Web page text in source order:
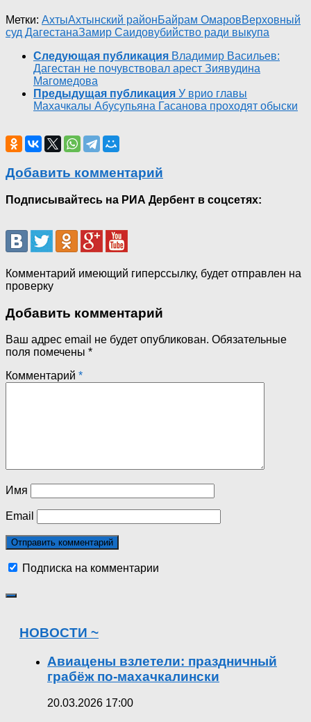
Метки: АхтыАхтынский районБайрам ОмаровВерховный
суд ДагестанаЗамир Саидовубийство ради выкупа
Следующая публикация Владимир Васильев:
Дагестан не почувствовал арест Зиявудина
Магомедова
Предыдущая публикация У врио главы
Махачкалы Абусупьяна Гасанова проходят обыски
Добавить комментарий
Подписывайтесь на РИА Дербент в соцсетях:
Комментарий имеющий гиперссылку, будет отправлен на
проверку
Добавить комментарий
Ваш адрес email не будет опубликован. Обязательные
поля помечены *
Комментарий *
Имя
Email
Подписка на комментарии
НОВОСТИ ~
Авиацены взлетели: праздничный
грабёж по-махачкалински
20.03.2026 17:00